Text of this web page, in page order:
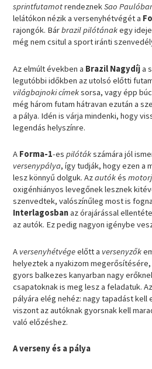
sprintfutamotrendeznekSao
lelátókon nézik a versenyhétvégét a
rajongók. Bárbrazil pilótánakegy
még nem csitul a sport iránti
Az elmúlt években a Brazil Nagydíja
legutóbbi időkben az utolsó előtti
világbajnoki címeksorsa, vagy épp
még három futam hátravan ezután a
a pálya. Idén is várja mindenki, hogy
legendás helyszínre.
A Forma-1-espilótákszámára jól
versenypálya, így tudják, hogy ezen a
lesz könnyű dolguk. Azautókés
oxigénhiányos levegőnek lesznek
szenvedtek, valószínűleg most is
Interlagosbanaz órajárással
az autók. Ez pedig nagyon igénybe
A versenyhétvégeelőtt a versenyzők
helyeztek a nyakizom megerősítésére,
gyors balkezes kanyarban nagy
csapatoknak is meg lesz a feladatuk.
pályára elég nehéz: nagy tapadást kell
viszont az autóknak gyorsnak kell
való előzéshez.
A verseny és a pálya